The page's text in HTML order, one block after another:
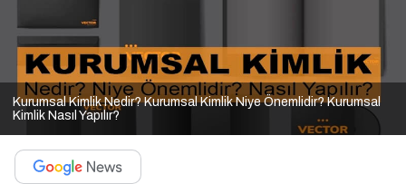
Kurumsal Kimlik Nedir? Kurumsal Kimlik Niye Önemlidir? Kurumsal
Kimlik Nasıl Yapılır?